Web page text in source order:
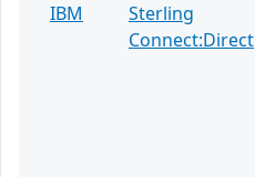
IBM
Sterling
Connect:Direct